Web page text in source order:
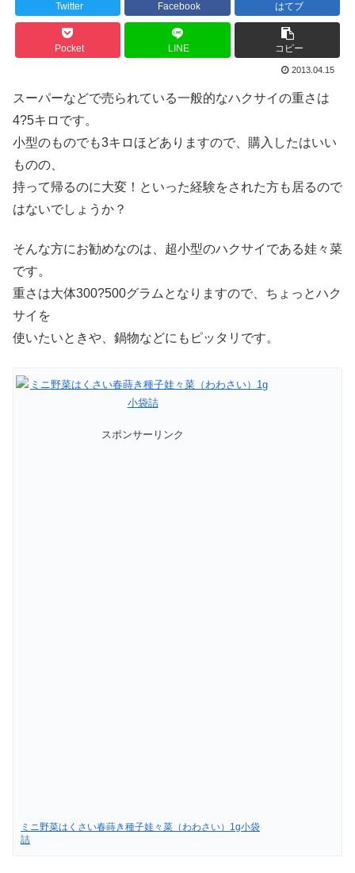
Twitter Facebook はてブ
Pocket LINE コピー
2013.04.15
スーパーなどで売られている一般的なハクサイの重さは
4?5キロです。
小型のものでも3キロほどありますので、購入したはいい
ものの、
持って帰るのに大変！といった経験をされた方も居るので
はないでしょうか？
そんな方にお勧めなのは、超小型のハクサイである娃々菜
です。
重さは大体300?500グラムとなりますので、ちょっとハク
サイを
使いたいときや、鍋物などにもピッタリです。
スポンサーリンク
ミニ野菜はくさい春蒔き種子娃々菜（わわさい）1g小袋
詰